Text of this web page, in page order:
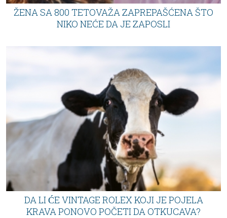
ŽENA SA 800 TETOVAŽA ZAPREPAŠĆENA ŠTO
NIKO NEĆE DA JE ZAPOSLI
DA LI ĆE VINTAGE ROLEX KOJI JE POJELA
KRAVA PONOVO POČETI DA OTKUCAVA?